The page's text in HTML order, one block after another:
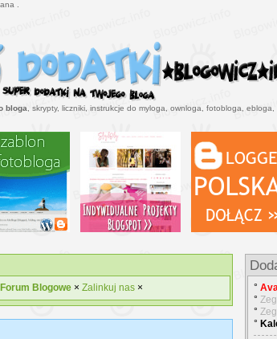
.
bloga , skrypty, liczniki, instrukcje do myloga, ownloga, fotobloga, ebloga,
Forum Blogowe × Zalinkuj nas × °
°
°
°